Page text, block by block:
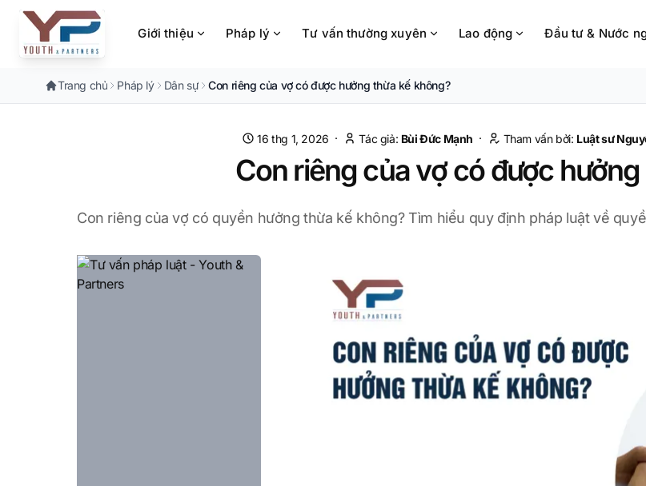
Chuyển đến nội dung chính
Giới thiệu Pháp lý Tư vấn thường xuyên Lao động Đầu tư & Nước
Trang chủ Pháp lý Dân sự Con riêng của vợ có được hưởng thừa kế không?
16 thg 1, 2026 · Tác giả: Bùi Đức Mạnh · Tham vấn bởi: Luật sư
Con riêng của vợ có được
Con riêng của vợ có quyền hưởng thừa kế không? Tìm hiểu quy định pháp luật về